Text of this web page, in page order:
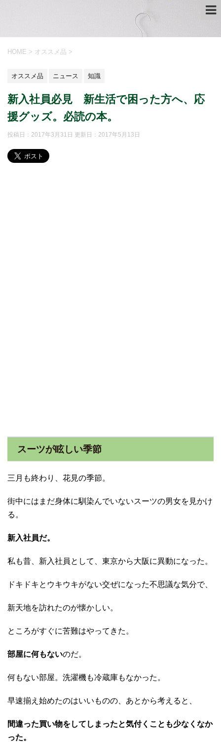
HOME > オススメ品 >
オススメ品 ニュース 知識
新入社員必見 新生活で困った方へ、応
援グッズ。必読の本。
投稿日：2017年3月31日 更新日： 2017年5月13日
スーツが眩しい季節
三月も終わり、花見の季節。
街中にはまだ身体に馴染んでいないスーツの男女を見かけ
る。
新入社員だ。
私も昔、新入社員として、東京から大阪に異動になった。
ドキドキとウキウキがない交ぜになった不思議な気分で、
新天地を訪れたのが懐かしい。
ところがすぐに苦難はやってきた。
部屋に何もないのだ。
何もない部屋。洗濯機も冷蔵庫もなかった。
早速揃え始めたのはいいものの、あとから考えると、
間違った買い物をしてしまったと気付くことも少なくなか
った。